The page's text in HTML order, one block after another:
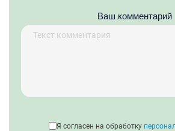
Ваш комментарий
Я согласен на обработку